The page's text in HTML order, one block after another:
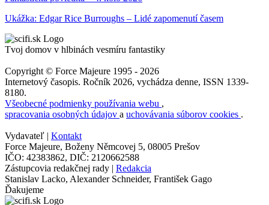
Ukážka: Edgar Rice Burroughs – Lidé zapomenutí časem
Tvoj domov v hlbinách vesmíru fantastiky
Copyright © Force Majeure 1995 - 2026
Internetový časopis. Ročník 2026, vychádza denne, ISSN 1339-
8180.
Všeobecné podmienky používania webu ,
spracovania osobných údajov a uchovávania súborov cookies .
Vydavateľ | Kontakt
Force Majeure, Boženy Němcovej 5, 08005 Prešov
IČO: 42383862, DIČ: 2120662588
Zástupcovia redakčnej rady | Redakcia
Stanislav Lacko, Alexander Schneider, František Gago
Ďakujeme